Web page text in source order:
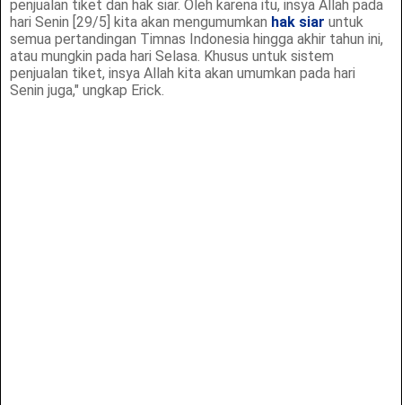
penjualan tiket dan hak siar. Oleh karena itu, insya Allah pada
hari Senin [29/5] kita akan mengumumkan hak siar untuk
semua pertandingan Timnas Indonesia hingga akhir tahun ini,
atau mungkin pada hari Selasa. Khusus untuk sistem
penjualan tiket, insya Allah kita akan umumkan pada hari
Senin juga," ungkap Erick.